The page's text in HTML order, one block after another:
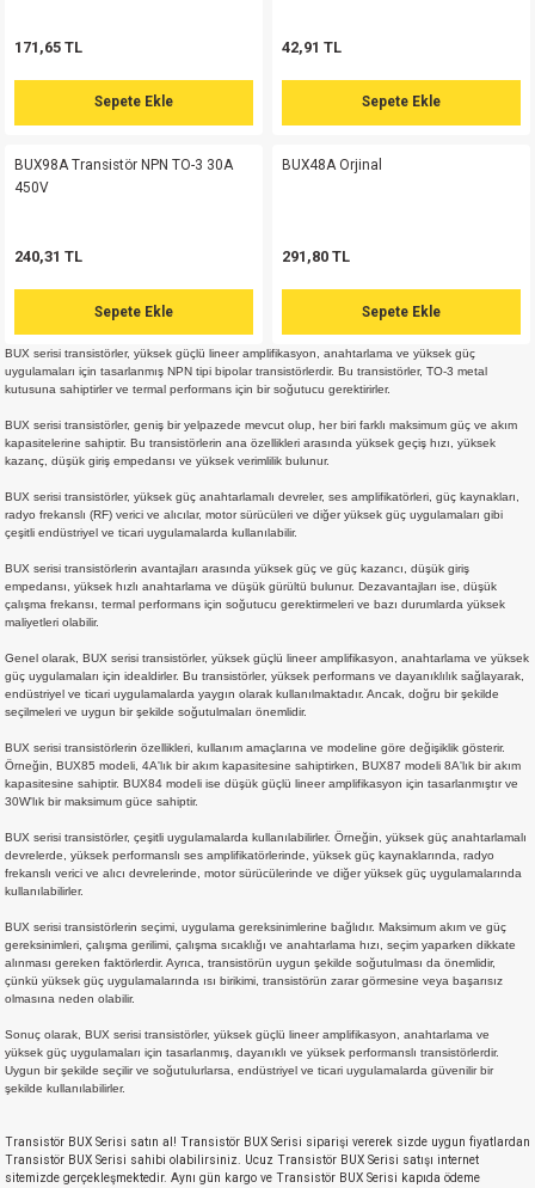
Serisi,45 Serisi
24 Serisi,27 Serisi,93 Serisi
1/2W
1W
20W
2W
4W
5W
11W
13W
15W
25W
3W
1206 Kılıf
1206 Kılıf - 25 Adet
402 Kılıf
603 Kılıf - 25 Adet
805 Kılıf
171,65 TL
Sepete Ekle
42,91 TL
Sepete Ekle
BUX98A Transistör NPN TO-3 30A
450V
240,31 TL
Sepete Ekle
BUX48A Orjinal
291,80 TL
Sepete Ekle
BUX serisi transistörler, yüksek güçlü lineer amplifikasyon, anahtarlama ve yüksek güç
uygulamaları için tasarlanmış NPN tipi bipolar transistörlerdir. Bu transistörler, TO-3 metal
kutusuna sahiptirler ve termal performans için bir soğutucu gerektirirler.
BUX serisi transistörler, geniş bir yelpazede mevcut olup, her biri farklı maksimum güç ve akım
kapasitelerine sahiptir. Bu transistörlerin ana özellikleri arasında yüksek geçiş hızı, yüksek
kazanç, düşük giriş empedansı ve yüksek verimlilik bulunur.
BUX serisi transistörler, yüksek güç anahtarlamalı devreler, ses amplifikatörleri, güç kaynakları,
radyo frekanslı (RF) verici ve alıcılar, motor sürücüleri ve diğer yüksek güç uygulamaları gibi
çeşitli endüstriyel ve ticari uygulamalarda kullanılabilir.
BUX serisi transistörlerin avantajları arasında yüksek güç ve güç kazancı, düşük giriş
empedansı, yüksek hızlı anahtarlama ve düşük gürültü bulunur. Dezavantajları ise, düşük
çalışma frekansı, termal performans için soğutucu gerektirmeleri ve bazı durumlarda yüksek
maliyetleri olabilir.
Genel olarak, BUX serisi transistörler, yüksek güçlü lineer amplifikasyon, anahtarlama ve yüksek
güç uygulamaları için idealdirler. Bu transistörler, yüksek performans ve dayanıklılık sağlayarak,
endüstriyel ve ticari uygulamalarda yaygın olarak kullanılmaktadır. Ancak, doğru bir şekilde
seçilmeleri ve uygun bir şekilde soğutulmaları önemlidir.
BUX serisi transistörlerin özellikleri, kullanım amaçlarına ve modeline göre değişiklik gösterir.
Örneğin, BUX85 modeli, 4A'lık bir akım kapasitesine sahiptirken, BUX87 modeli 8A'lık bir akım
kapasitesine sahiptir. BUX84 modeli ise düşük güçlü lineer amplifikasyon için tasarlanmıştır ve
30W'lık bir maksimum güce sahiptir.
BUX serisi transistörler, çeşitli uygulamalarda kullanılabilirler. Örneğin, yüksek güç anahtarlamalı
devrelerde, yüksek performanslı ses amplifikatörlerinde, yüksek güç kaynaklarında, radyo
frekanslı verici ve alıcı devrelerinde, motor sürücülerinde ve diğer yüksek güç uygulamalarında
kullanılabilirler.
BUX serisi transistörlerin seçimi, uygulama gereksinimlerine bağlıdır. Maksimum akım ve güç
gereksinimleri, çalışma gerilimi, çalışma sıcaklığı ve anahtarlama hızı, seçim yaparken dikkate
alınması gereken faktörlerdir. Ayrıca, transistörün uygun şekilde soğutulması da önemlidir,
çünkü yüksek güç uygulamalarında ısı birikimi, transistörün zarar görmesine veya başarısız
olmasına neden olabilir.
Sonuç olarak, BUX serisi transistörler, yüksek güçlü lineer amplifikasyon, anahtarlama ve
yüksek güç uygulamaları için tasarlanmış, dayanıklı ve yüksek performanslı transistörlerdir.
Uygun bir şekilde seçilir ve soğutulurlarsa, endüstriyel ve ticari uygulamalarda güvenilir bir
şekilde kullanılabilirler.
Transistör BUX Serisi satın al! Transistör BUX Serisi siparişi vererek sizde uygun fiyatlardan
Transistör BUX Serisi sahibi olabilirsiniz. Ucuz Transistör BUX Serisi satışı internet
sitemizde gerçekleşmektedir. Aynı gün kargo ve Transistör BUX Serisi kapıda ödeme